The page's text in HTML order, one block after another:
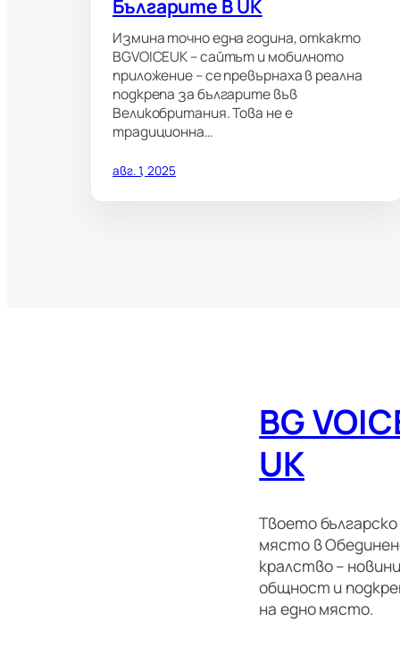
Българите В UK
Измина точно една година, откакто
BGVOICEUK – сайтът и мобилното
приложение – се превърнаха в реална
подкрепа за българите във
Великобритания. Това не е
традиционна…
авг. 1, 2025
BG
UK
Твоето българско
място в
кралство –
общност и
на едно място.